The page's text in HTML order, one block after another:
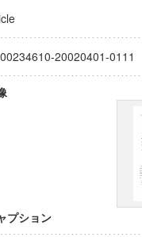
20020401-0111
プション